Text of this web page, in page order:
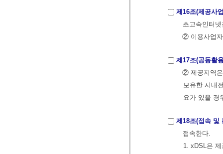
제16조(제공사
초고속인터
② 이용사업
제17조(공동활
② 제공지역은
보유한 시내
요가 있을 경
제18조(접속 및
접속한다.
1. xDSL은